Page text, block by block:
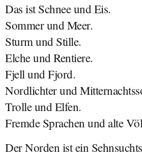
Das ist Schnee und Eis.
Sommer und Meer.
Sturm und Stille.
Elche und Rentiere.
Fjell und Fjord.
Nordlichter und
Trolle und Elfen.
Fremde Sprachen und alte
Der Norden ist ein